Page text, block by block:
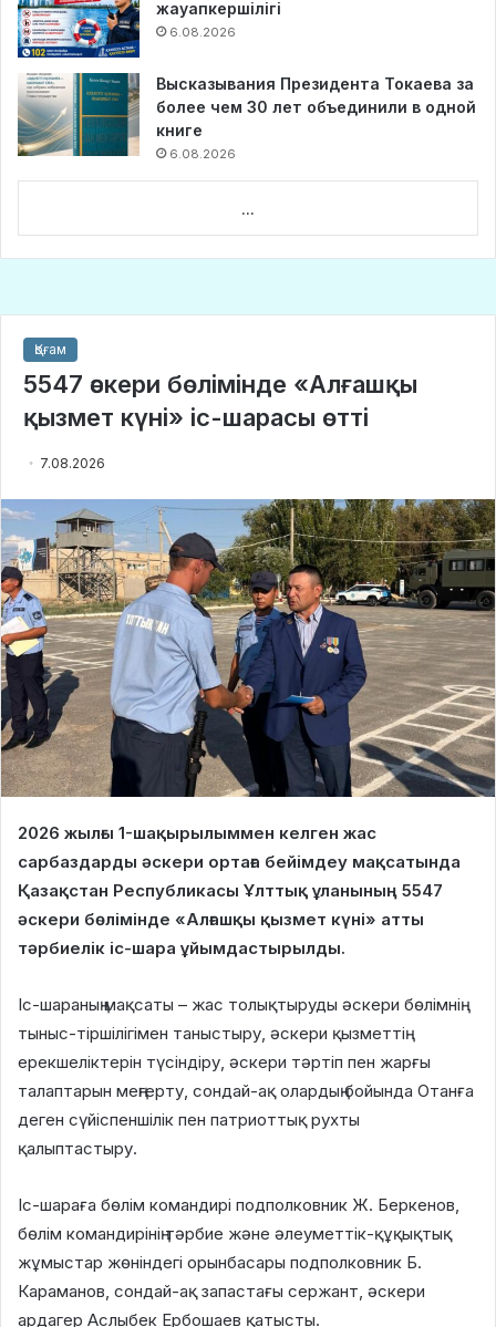
жауапкершілігі
6.08.2026
Высказывания Президента Токаева за
более чем 30 лет объединили в одной
книге
6.08.2026
...